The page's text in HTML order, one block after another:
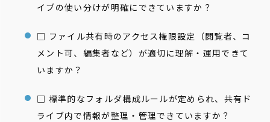
イブの使い分けが明確にできていますか？
□ ファイル共有時のアクセス権限設定（閲覧者、コ
メント可、編集者など）が適切に理解・運用できて
いますか？
□ 標準的なフォルダ構成ルールが定められ、共有ド
ライブ内で情報が整理・管理できていますか？